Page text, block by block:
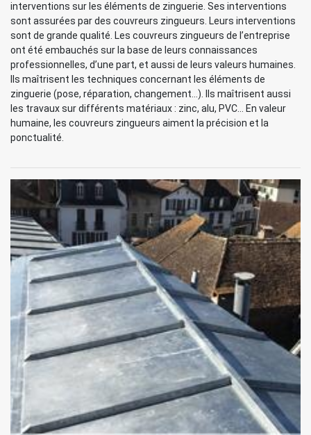
interventions sur les éléments de zinguerie. Ses interventions
sont assurées par des couvreurs zingueurs. Leurs interventions
sont de grande qualité. Les couvreurs zingueurs de l’entreprise
ont été embauchés sur la base de leurs connaissances
professionnelles, d’une part, et aussi de leurs valeurs humaines.
Ils maîtrisent les techniques concernant les éléments de
zinguerie (pose, réparation, changement…). Ils maîtrisent aussi
les travaux sur différents matériaux : zinc, alu, PVC… En valeur
humaine, les couvreurs zingueurs aiment la précision et la
ponctualité.